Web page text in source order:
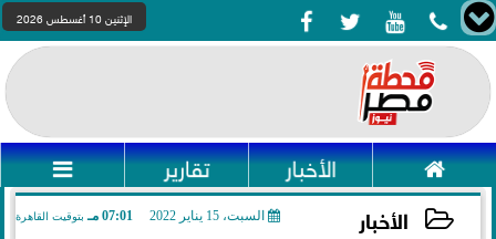
    الإثنين 10 أغسطس 2026
 الأخبار تقارير 
الأخبار السبت، 15 يناير 2022 07:01 مـ بتوقيت القاهرة